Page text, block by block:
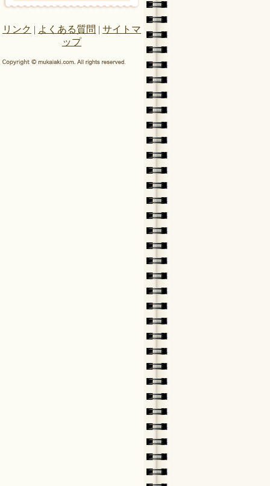
リンク | よくある質問 | サイトマ
ップ